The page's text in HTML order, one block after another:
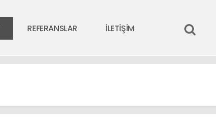
REFERANSLAR İLETİŞİM